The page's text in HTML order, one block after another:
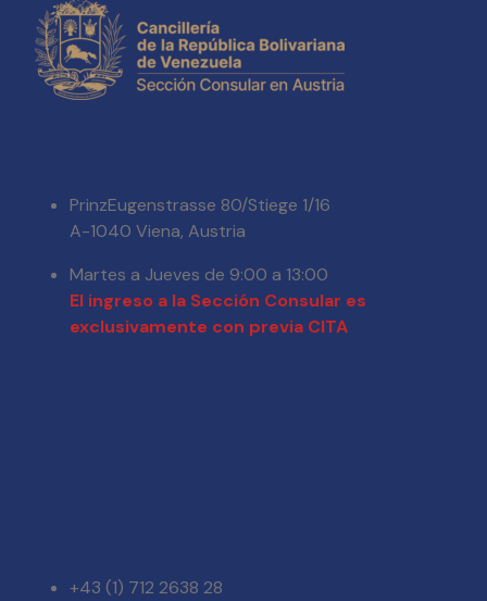
PrinzEugenstrasse 80/Stiege 1/16
A-1040 Viena, Austria
Martes a Jueves de 9:00 a 13:00
El ingreso a la Sección Consular es
exclusivamente con previa CITA
+43 (1) 712 2638 28